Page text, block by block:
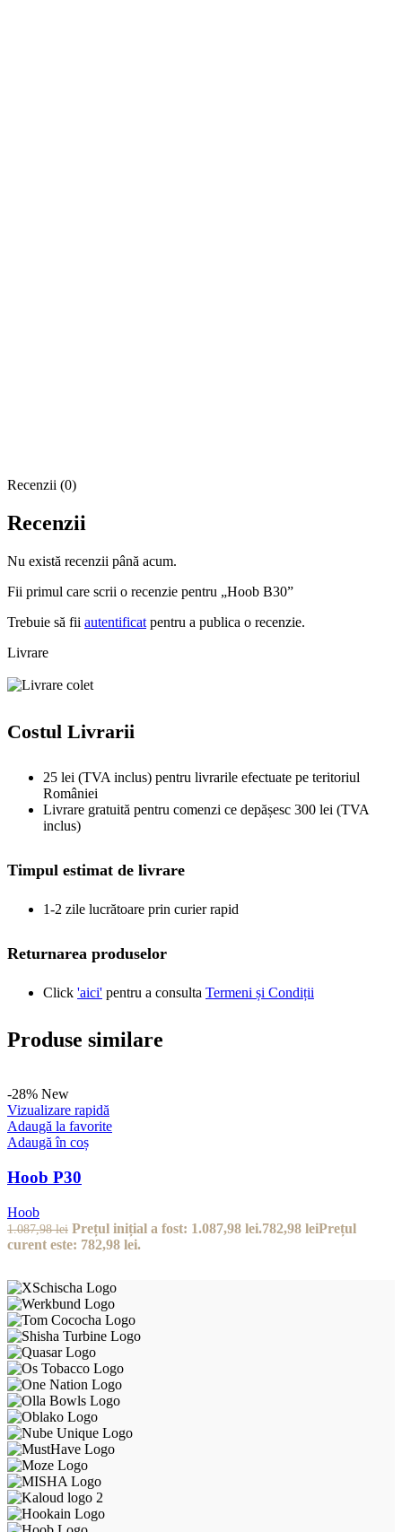
Recenzii (0)
Recenzii
Nu există recenzii până acum.
Fii primul care scrii o recenzie pentru „Hoob B30”
Trebuie să fii autentificat pentru a publica o recenzie.
Livrare
Costul Livrarii
25 lei (TVA inclus) pentru livrarile efectuate pe teritoriul
României
Livrare gratuită pentru comenzi ce depășesc 300 lei (TVA
inclus)
Timpul estimat de livrare
1-2 zile lucrătoare prin curier rapid
Returnarea produselor
Click 'aici' pentru a consulta Termeni și Condiții
Produse similare
-28% New
Vizualizare rapidă
Adaugă la favorite
Adaugă în coș
Hoob P30
Hoob
1.087,98lei Prețul inițial a fost: 1.087,98 lei.782,98 leiPrețul
curent este: 782,98 lei.